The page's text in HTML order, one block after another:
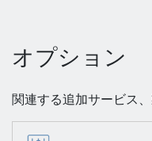
オプション
関連する追加サービス